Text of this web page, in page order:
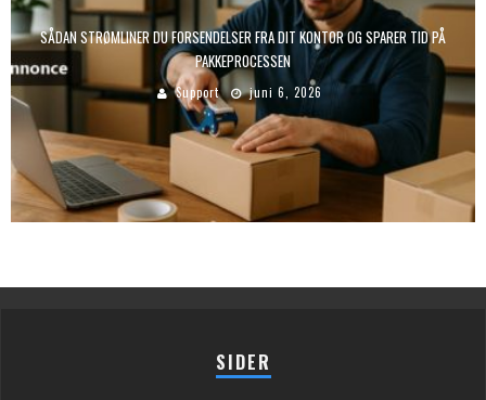
SÅDAN STRØMLINER DU FORSENDELSER FRA DIT KONTOR OG SPARER TID PÅ
PAKKEPROCESSEN
Support juni 6, 2026
SIDER